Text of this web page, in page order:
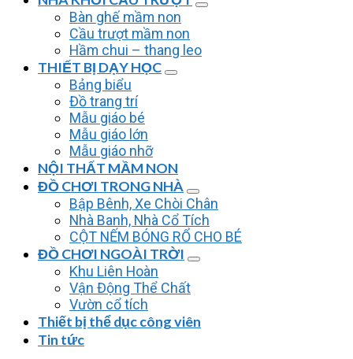
Bàn ghế mầm non
Cầu trượt mầm non
Hầm chui – thang leo
THIẾT BỊ DẠY HỌC
Bảng biểu
Đồ trang trí
Mẫu giáo bé
Mẫu giáo lớn
Mẫu giáo nhỡ
NỘI THẤT MẦM NON
ĐỒ CHƠI TRONG NHÀ
Bập Bênh, Xe Chòi Chân
Nhà Banh, Nhà Cổ Tích
CỘT NẾM BÓNG RỔ CHO BÉ
ĐỒ CHƠI NGOÀI TRỜI
Khu Liên Hoàn
Vận Động Thể Chất
Vườn cổ tích
Thiết bị thể dục công viên
Tin tức